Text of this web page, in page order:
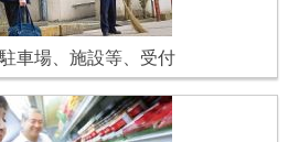
駐車場、施設等、受付